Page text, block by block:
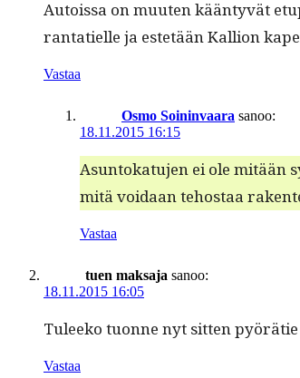
Autois­sa on muuten kään­tyvät
rantatielle ja estetään Kallion
Vastaa
Osmo Soininvaara sanoo:
18.11.2015 16:15
Asun­tokatu­jen ei ole mitään
mitä voidaan tehostaa
Vastaa
tuen maksaja sanoo:
18.11.2015 16:05
Tuleeko tuonne nyt sit­ten pyörätie
Vastaa